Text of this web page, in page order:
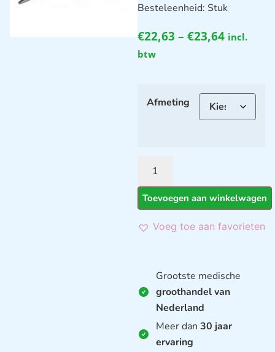
Besteleenheid: Stuk
€22,63 – €23,64 incl.
btw
Afmeting
Toevoegen aan winkelwagen
Voeg toe aan favorieten
Grootste medische
groothandel van
Nederland
Meer dan 30 jaar
ervaring